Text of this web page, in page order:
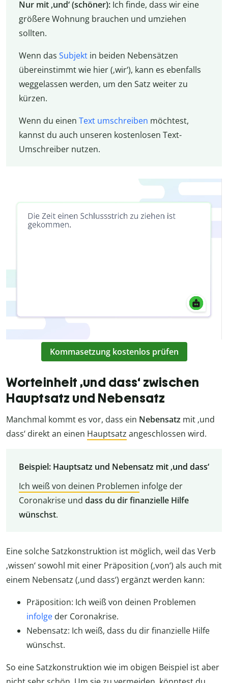
Nur mit ‚und‘ (schöner):Ich finde, dass wir eine
größere Wohnung brauchen und umziehen
sollten.
Wenn das Subjektin beiden Nebensätzen
übereinstimmt wie hier (‚wir‘), kann es ebenfalls
weggelassen werden, um den Satz weiter zu
kürzen.
Wenn du einen Text umschreiben möchtest,
kannst du auch unseren kostenlosen Text-
Umschreiber nutzen.
Kommasetzung kostenlos prüfen
Worteinheit ‚und dass‘ zwischen
Hauptsatz und Nebensatz
Manchmal kommt es vor, dass ein Nebensatz mit ‚und
dass‘ direkt an einen Hauptsatz angeschlossen wird.
Beispiel: Hauptsatz und Nebensatz mit ‚und dass‘
Ich weiß von deinen Problemen infolge der
Coronakrise und dass du dir finanzielle Hilfe
wünschst.
Eine solche Satzkonstruktion ist möglich, weil das Verb
‚wissen‘ sowohl mit einer Präposition (‚von‘) als auch mit
einem Nebensatz (‚und dass‘) ergänzt werden kann:
Präposition: Ich weiß von deinen Problemen
infolge der Coronakrise.
Nebensatz: Ich weiß, dass du dir finanzielle Hilfe
wünschst.
So eine Satzkonstruktion wie im obigen Beispiel ist aber